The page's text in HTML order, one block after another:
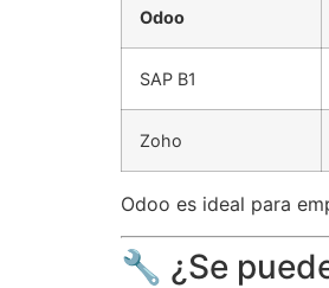
Odoo
SAP B1
Zoho
Odoo es ideal para
🔧 ¿Se